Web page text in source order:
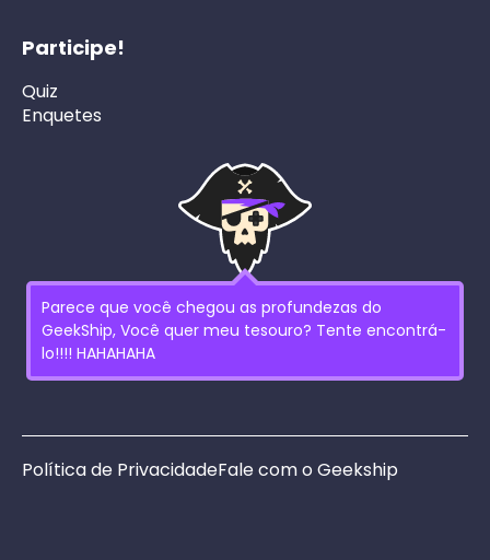
Participe!
Quiz
Enquetes
Parece que você chegou as profundezas do
GeekShip, Você quer meu tesouro? Tente encontrá-
lo!!!! HAHAHAHA
Política de PrivacidadeFale com o Geekship